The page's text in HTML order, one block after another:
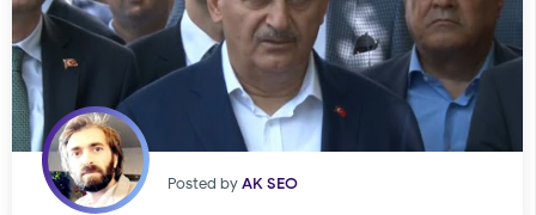
Posted byAK SEO